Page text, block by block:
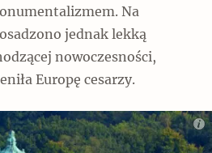
idą w dobrą stronę
Na
jednak lekką
nowoczesności,
Europę cesarzy.